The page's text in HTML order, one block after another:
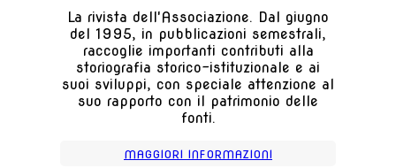
La rivista dell'Associazione. Dal giugno
del 1995, in pubblicazioni semestrali,
raccoglie importanti contributi alla
storiografia storico-istituzionale e ai
suoi sviluppi, con speciale attenzione al
suo rapporto con il patrimonio delle
fonti.
MAGGIORI INFORMAZIONI